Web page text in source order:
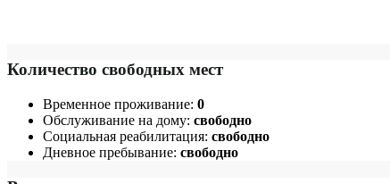
Количество свободных мест
Временное проживание: 0
Обслуживание на дому: свободно
Социальная реабилитация: свободно
Дневное пребывание: свободно